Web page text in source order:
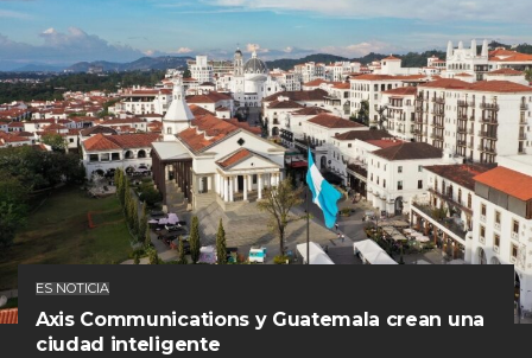
ES NOTICIA
Axis Communications y Guatemala crean una
ciudad inteligente